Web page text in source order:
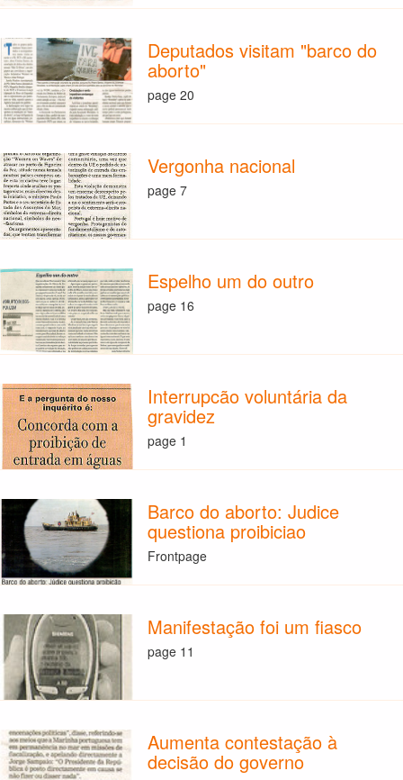
Deputados visitam "barco do
aborto"
page 20
Vergonha nacional
page 7
Espelho um do outro
page 16
Interrupcão voluntária da
gravidez
page 1
Barco do aborto: Judice
questiona proibiciao
Frontpage
Manifestação foi um fiasco
page 11
Aumenta contestação à
decisão do governo